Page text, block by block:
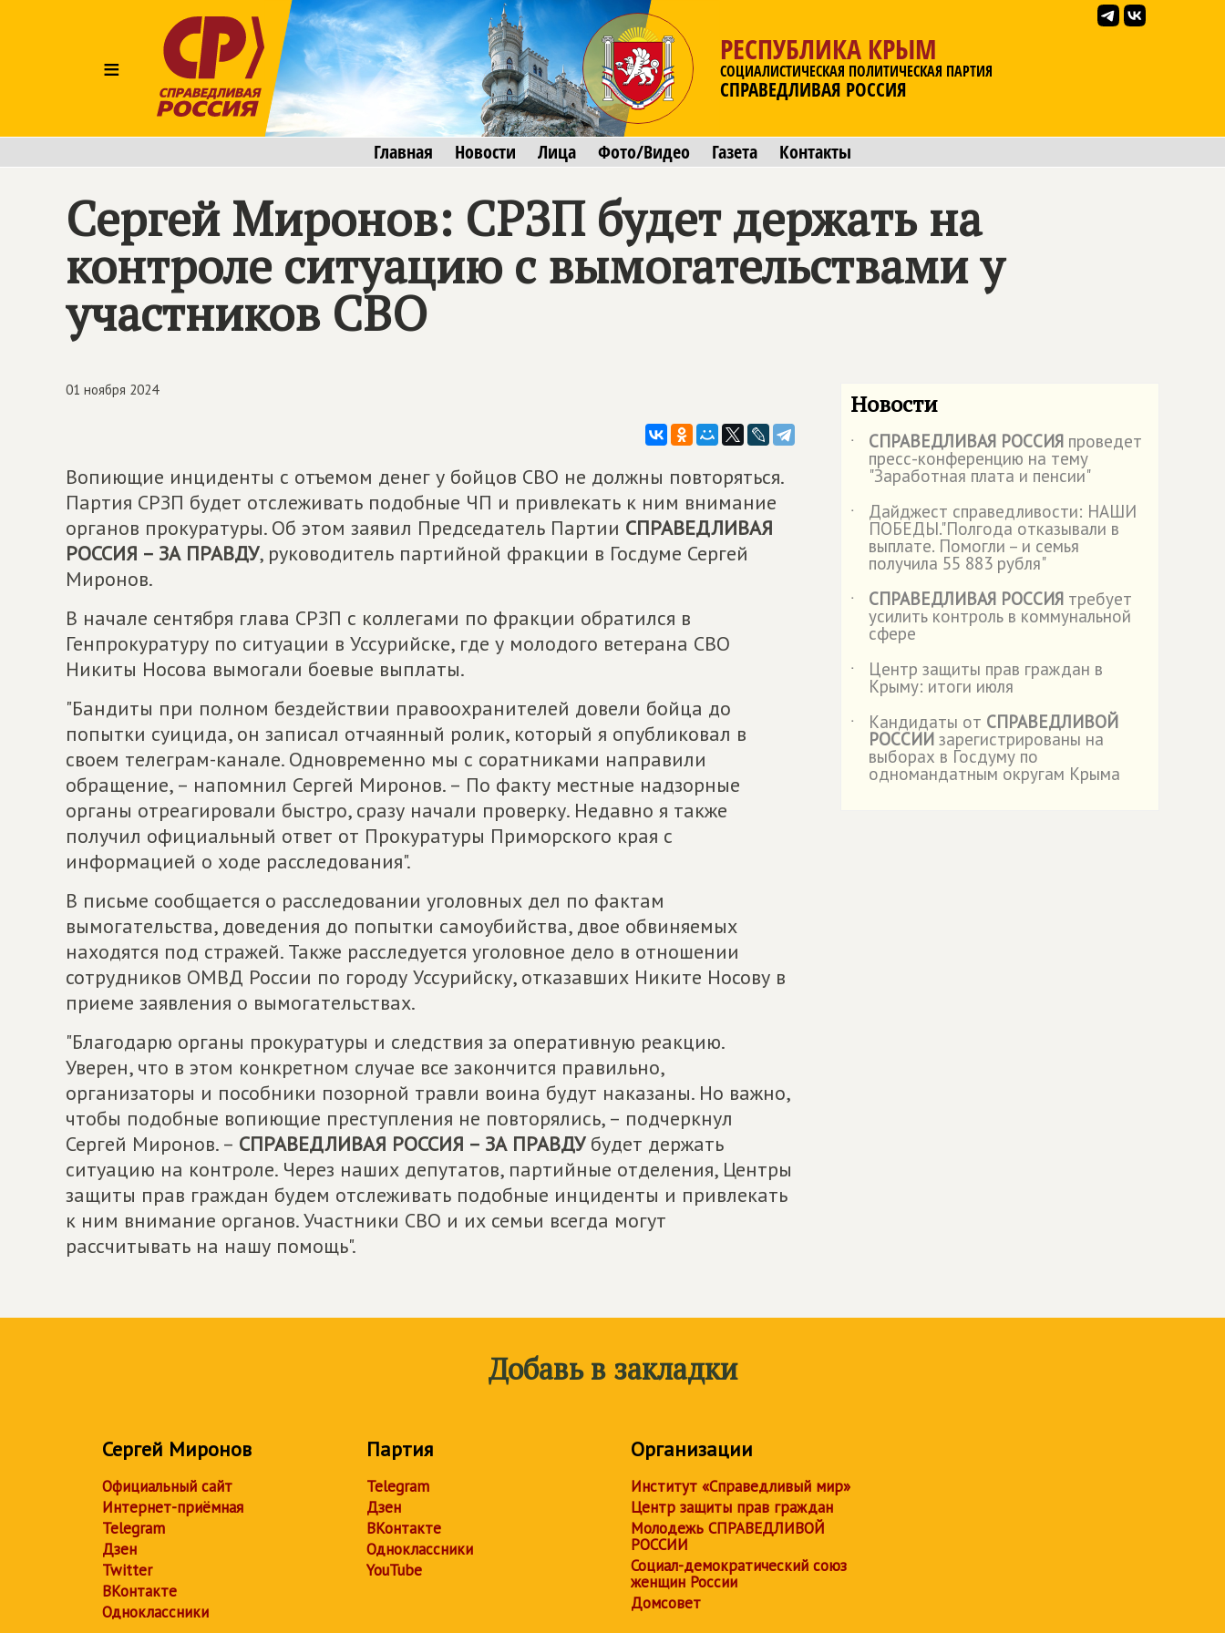
≡
РЕСПУБЛИКА КРЫМ
СОЦИАЛИСТИЧЕСКАЯ ПОЛИТИЧЕСКАЯ ПАРТИЯ
СПРАВЕДЛИВАЯ РОССИЯ
Главная Новости Лица Фото/Видео Газета Контакты
Сергей Миронов: СРЗП будет держать на
контроле ситуацию с вымогательствами у
участников СВО
01 ноября 2024
Вопиющие инциденты с отъемом денег у бойцов СВО не должны повторяться.
Партия СРЗП будет отслеживать подобные ЧП и привлекать к ним внимание
органов прокуратуры. Об этом заявил Председатель Партии СПРАВЕДЛИВАЯ
РОССИЯ – ЗА ПРАВДУ, руководитель партийной фракции в Госдуме Сергей
Миронов.
В начале сентября глава СРЗП с коллегами по фракции обратился в
Генпрокуратуру по ситуации в Уссурийске, где у молодого ветерана СВО
Никиты Носова вымогали боевые выплаты.
"Бандиты при полном бездействии правоохранителей довели бойца до
попытки суицида, он записал отчаянный ролик, который я опубликовал в
своем телеграм-канале. Одновременно мы с соратниками направили
обращение, – напомнил Сергей Миронов. – По факту местные надзорные
органы отреагировали быстро, сразу начали проверку. Недавно я также
получил официальный ответ от Прокуратуры Приморского края с
информацией о ходе расследования".
В письме сообщается о расследовании уголовных дел по фактам
вымогательства, доведения до попытки самоубийства, двое обвиняемых
находятся под стражей. Также расследуется уголовное дело в отношении
сотрудников ОМВД России по городу Уссурийску, отказавших Никите Носову в
приеме заявления о вымогательствах.
"Благодарю органы прокуратуры и следствия за оперативную реакцию.
Уверен, что в этом конкретном случае все закончится правильно,
организаторы и пособники позорной травли воина будут наказаны. Но важно,
чтобы подобные вопиющие преступления не повторялись, – подчеркнул
Сергей Миронов. – СПРАВЕДЛИВАЯ РОССИЯ – ЗА ПРАВДУбудет держать
ситуацию на контроле. Через наших депутатов, партийные отделения, Центры
защиты прав граждан будем отслеживать подобные инциденты и привлекать
к ним внимание органов. Участники СВО и их семьи всегда могут
рассчитывать на нашу помощь".
Новости
˙ СПРАВЕДЛИВАЯ РОССИЯ проведет
пресс-конференцию на тему
"Заработная плата и пенсии"
˙
Дайджест справедливости: НАШИ
ПОБЕДЫ."Полгода отказывали в
выплате. Помогли – и семья
получила 55 883 рубля"
˙
СПРАВЕДЛИВАЯ РОССИЯ требует
усилить контроль в коммунальной
сфере
˙
Центр защиты прав граждан в
Крыму: итоги июля
˙
Кандидаты от СПРАВЕДЛИВОЙ
РОССИИ зарегистрированы на
выборах в Госдуму по
одномандатным округам Крыма
Добавь в закладки
Сергей Миронов
Официальный сайт
Интернет-приёмная
Telegram
Дзен
Twitter
ВКонтакте
Одноклассники
Партия
Telegram
Дзен
ВКонтакте
Одноклассники
YouTube
Организации
Институт «Справедливый мир»
Центр защиты прав граждан
Молодежь СПРАВЕДЛИВОЙ
РОССИИ
Социал-демократический союз
женщин России
Домсовет